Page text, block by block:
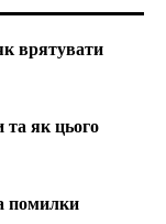
врятувати
та як цього
помилки